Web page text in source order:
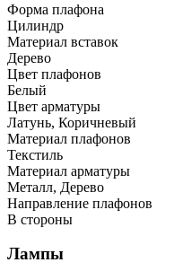
Форма плафона
Цилиндр
Материал вставок
Дерево
Цвет плафонов
Белый
Цвет арматуры
Латунь, Коричневый
Материал плафонов
Текстиль
Материал арматуры
Металл, Дерево
Направление плафонов
В стороны
Лампы